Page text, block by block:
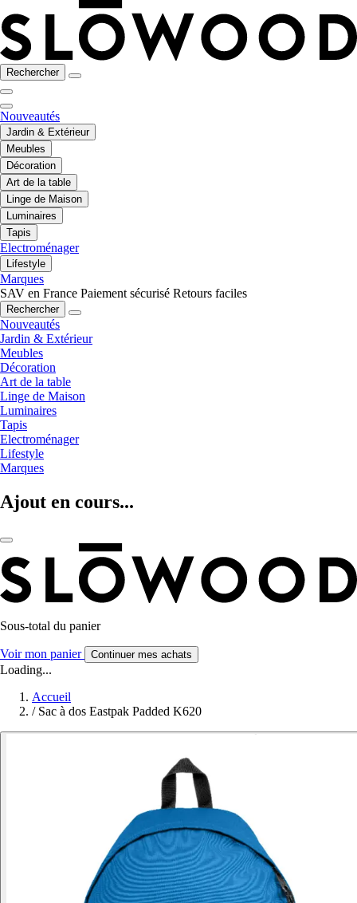
Rechercher
Nouveautés
Jardin & Extérieur
Meubles
Décoration
Art de la table
Linge de Maison
Luminaires
Tapis
Electroménager
Lifestyle
Marques
SAV en France Paiement sécurisé Retours faciles
Rechercher
Nouveautés
Jardin & Extérieur
Meubles
Décoration
Art de la table
Linge de Maison
Luminaires
Tapis
Electroménager
Lifestyle
Marques
Ajout en cours...
Sous-total du panier
Voir mon panier Continuer mes achats
Loading...
Accueil
/ Sac à dos Eastpak Padded K620